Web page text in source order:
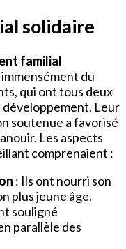
solidaire
familial
du
qui ont tous deux
développement. Leur
soutenue a favorisé
Les aspects
comprenaient :
: Ils ont nourri son
plus jeune âge.
souligné
parallèle des